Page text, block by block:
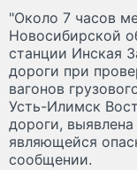
"Около 7 часов
Новосибирской
станции Инская
дороги при
вагонов
Усть-Илимск
дороги,
являющейся
сообщении.